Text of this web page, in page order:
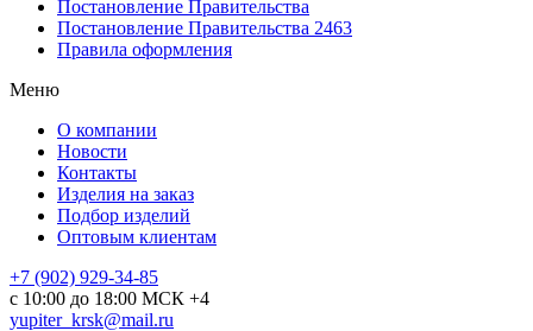
Постановление Правительства
Постановление Правительства 2463
Правила оформления
Меню
О компании
Новости
Контакты
Изделия на заказ
Подбор изделий
Оптовым клиентам
+7 (902) 929-34-85
с 10:00 до 18:00 МСК +4
yupiter_krsk@mail.ru